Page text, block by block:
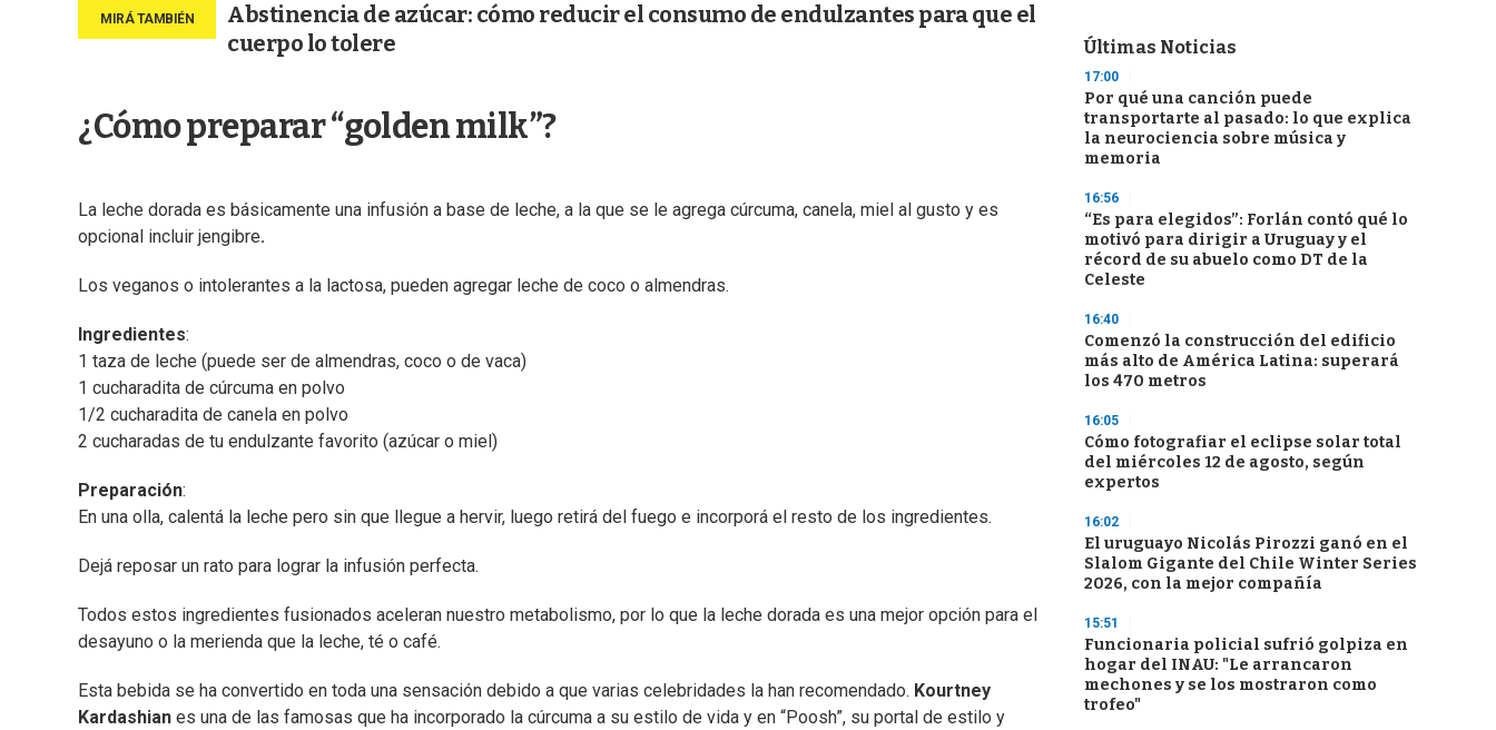
Abstinencia de azúcar: cómo reducir el consumo de endulzantes para que el
cuerpo lo tolere
¿Cómo preparar “golden milk”?
La leche dorada es básicamente una infusión a base de leche, a la que se le agrega cúrcuma, canela, miel al gusto y es
opcional incluir jengibre.
Los veganos o intolerantes a la lactosa, pueden agregar leche de coco o almendras.
Ingredientes:
1 taza de leche (puede ser de almendras, coco o de vaca)
1 cucharadita de cúrcuma en polvo
1/2 cucharadita de canela en polvo
2 cucharadas de tu endulzante favorito (azúcar o miel)
Preparación:
En una olla, calentá la leche pero sin que llegue a hervir, luego retirá del fuego e incorporá el resto de los ingredientes.
Dejá reposar un rato para lograr la infusión perfecta.
Todos estos ingredientes fusionados aceleran nuestro metabolismo, por lo que la leche dorada es una mejor opción para el
desayuno o la merienda que la leche, té o café.
Esta bebida se ha convertido en toda una sensación debido a que varias celebridades la han recomendado. Kourtney
Kardashian es una de las famosas que ha incorporado la cúrcuma a su estilo de vida y en “Poosh”, su portal de estilo y
Últimas Noticias
17:00
Por qué una canción puede
transportarte al pasado: lo que explica
la neurociencia sobre música y
memoria
16:56
“Es para elegidos”: Forlán contó qué lo
motivó para dirigir a Uruguay y el
récord de su abuelo como DT de la
Celeste
16:40
Comenzó la construcción del edificio
más alto de América Latina: superará
los 470 metros
16:05
Cómo fotografiar el eclipse solar total
del miércoles 12 de agosto, según
expertos
16:02
El uruguayo Nicolás Pirozzi ganó en el
Slalom Gigante del Chile Winter Series
2026, con la mejor compañía
15:51
Funcionaria policial sufrió golpiza en
hogar del INAU: "Le arrancaron
mechones y se los mostraron como
trofeo"